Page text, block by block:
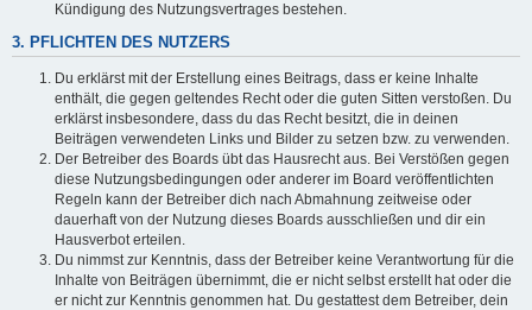
Kündigung des Nutzungsvertrages bestehen.
3. PFLICHTEN DES NUTZERS
Du erklärst mit der Erstellung eines Beitrags, dass er keine Inhalte
enthält, die gegen geltendes Recht oder die guten Sitten verstoßen. Du
erklärst insbesondere, dass du das Recht besitzt, die in deinen
Beiträgen verwendeten Links und Bilder zu setzen bzw. zu verwenden.
Der Betreiber des Boards übt das Hausrecht aus. Bei Verstößen gegen
diese Nutzungsbedingungen oder anderer im Board veröffentlichten
Regeln kann der Betreiber dich nach Abmahnung zeitweise oder
dauerhaft von der Nutzung dieses Boards ausschließen und dir ein
Hausverbot erteilen.
Du nimmst zur Kenntnis, dass der Betreiber keine Verantwortung für die
Inhalte von Beiträgen übernimmt, die er nicht selbst erstellt hat oder die
er nicht zur Kenntnis genommen hat. Du gestattest dem Betreiber, dein